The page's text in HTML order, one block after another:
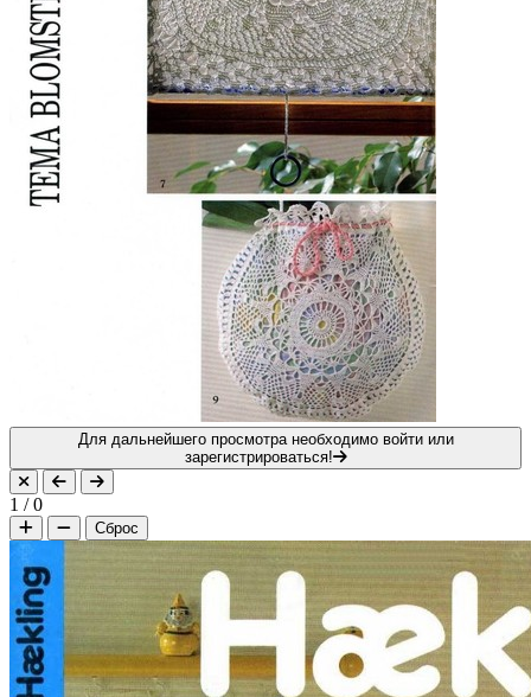
Для дальнейшего просмотра необходимо войти или
зарегистрироваться!
1 /0
Сброс